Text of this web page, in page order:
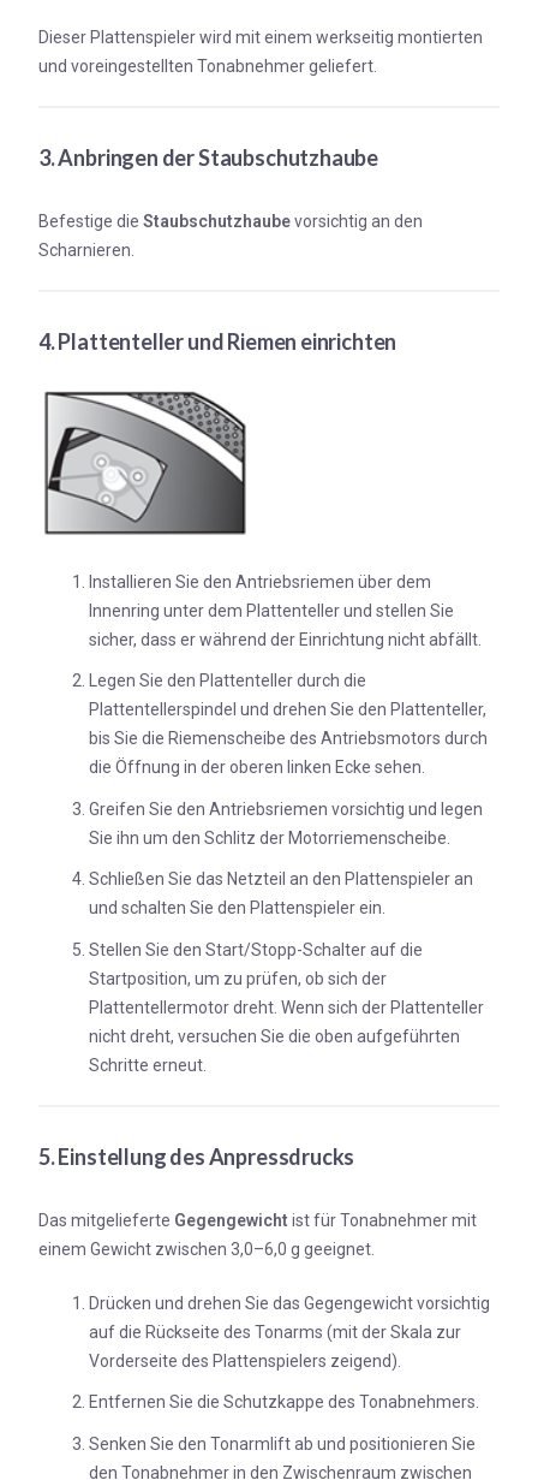
Dieser Plattenspieler wird mit einem werkseitig montierten
und voreingestellten Tonabnehmer geliefert.
3. Anbringen der Staubschutzhaube
Befestige die Staubschutzhaubevorsichtig an den
Scharnieren.
4. Plattenteller und Riemen einrichten
Installieren Sie den Antriebsriemen über dem
Innenring unter dem Plattenteller und stellen Sie
sicher, dass er während der Einrichtung nicht abfällt.
Legen Sie den Plattenteller durch die
Plattentellerspindel und drehen Sie den Plattenteller,
bis Sie die Riemenscheibe des Antriebsmotors durch
die Öffnung in der oberen linken Ecke sehen.
Greifen Sie den Antriebsriemen vorsichtig und legen
Sie ihn um den Schlitz der Motorriemenscheibe.
Schließen Sie das Netzteil an den Plattenspieler an
und schalten Sie den Plattenspieler ein.
Stellen Sie den Start/Stopp-Schalter auf die
Startposition, um zu prüfen, ob sich der
Plattentellermotor dreht. Wenn sich der Plattenteller
nicht dreht, versuchen Sie die oben aufgeführten
Schritte erneut.
5. Einstellung des Anpressdrucks
Das mitgelieferte Gegengewicht ist für Tonabnehmer mit
einem Gewicht zwischen 3,0–6,0 g geeignet.
Drücken und drehen Sie das Gegengewicht vorsichtig
auf die Rückseite des Tonarms (mit der Skala zur
Vorderseite des Plattenspielers zeigend).
Entfernen Sie die Schutzkappe des Tonabnehmers.
Senken Sie den Tonarmlift ab und positionieren Sie
den Tonabnehmer in den Zwischenraum zwischen